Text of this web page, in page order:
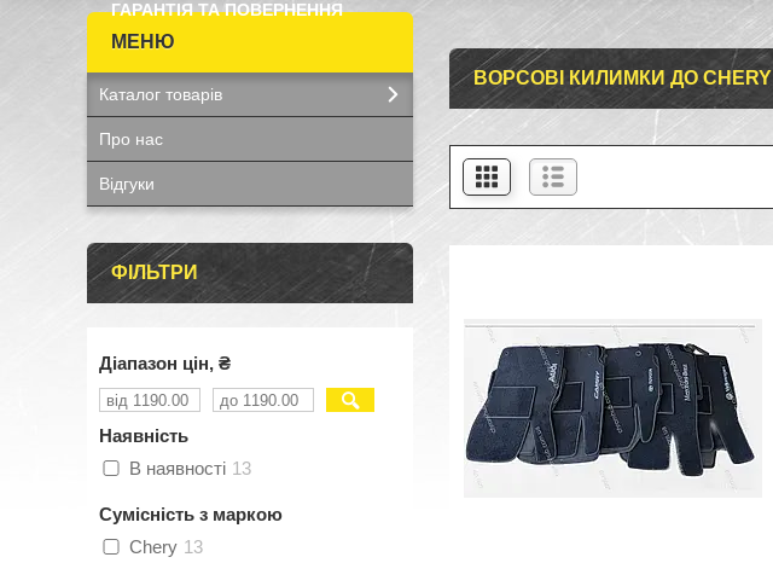
ГАРАНТІЯ ТА ПОВЕРНЕННЯ
ВОРСОВІ КИЛИМКИ ДО CHERY
Каталог товарів
Про нас
Відгуки
ФІЛЬТРИ
Діапазон цін, ₴
Наявність
В наявності 13
Сумісність з маркою
Chery 13